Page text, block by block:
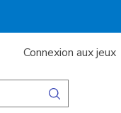
Connexion aux jeux